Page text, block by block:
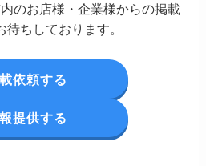
のお店様・企業様からの掲載
待ちしております。
依頼する
提供する